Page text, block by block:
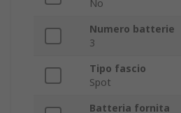
No
Numero batterie
3
Tipo fascio
Spot
Batteria fornita